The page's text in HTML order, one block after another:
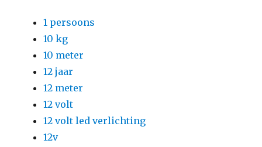
1 persoons
10 kg
10 meter
12 jaar
12 meter
12 volt
12 volt led verlichting
12v